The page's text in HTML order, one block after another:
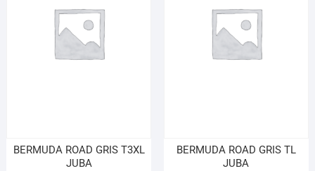
BERMUDA ROAD GRIS T3XL
JUBA
BERMUDA ROAD GRIS TL
JUBA